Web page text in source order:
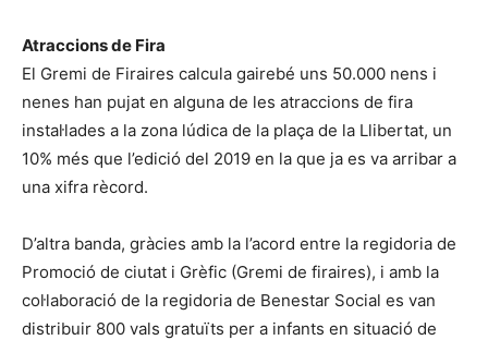
Atraccions de Fira
El Gremi de Firaires calcula gairebé uns 50.000 nens i
nenes han pujat en alguna de les atraccions de fira
instal·lades a la zona lúdica de la plaça de la Llibertat, un
10% més que l’edició del 2019 en la que ja es va arribar a
una xifra rècord.
D’altra banda, gràcies amb la l’acord entre la regidoria de
Promoció de ciutat i Grèfic (Gremi de firaires), i amb la
col·laboració de la regidoria de Benestar Social es van
distribuir 800 vals gratuïts per a infants en situació de